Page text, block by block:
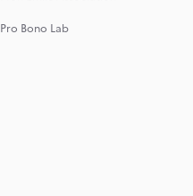
Pro Bono Lab